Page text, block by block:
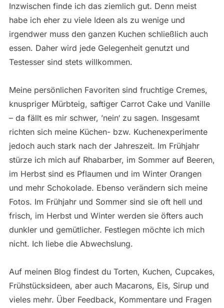
Inzwischen finde ich das ziemlich gut. Denn meist
habe ich eher zu viele Ideen als zu wenige und
irgendwer muss den ganzen Kuchen schließlich auch
essen. Daher wird jede Gelegenheit genutzt und
Testesser sind stets willkommen.
Meine persönlichen Favoriten sind fruchtige Cremes,
knuspriger Mürbteig, saftiger Carrot Cake und Vanille
– da fällt es mir schwer, ’nein‘ zu sagen. Insgesamt
richten sich meine Küchen- bzw. Kuchenexperimente
jedoch auch stark nach der Jahreszeit. Im Frühjahr
stürze ich mich auf Rhabarber, im Sommer auf Beeren,
im Herbst sind es Pflaumen und im Winter Orangen
und mehr Schokolade. Ebenso verändern sich meine
Fotos. Im Frühjahr und Sommer sind sie oft hell und
frisch, im Herbst und Winter werden sie öfters auch
dunkler und gemütlicher. Festlegen möchte ich mich
nicht. Ich liebe die Abwechslung.
Auf meinen Blog findest du Torten, Kuchen, Cupcakes,
Frühstücksideen, aber auch Macarons, Eis, Sirup und
vieles mehr. Über Feedback, Kommentare und Fragen